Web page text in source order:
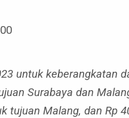
untuk keberangkatan
Surabaya dan
tujuan Malang, dan Rp